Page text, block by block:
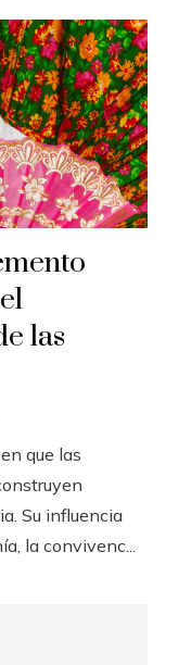
las
que las
Su influencia
la convivenc...